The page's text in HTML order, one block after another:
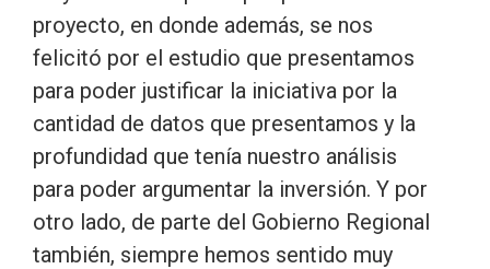
proyecto, en donde además, se nos
felicitó por el estudio que presentamos
para poder justificar la iniciativa por la
cantidad de datos que presentamos y la
profundidad que tenía nuestro análisis
para poder argumentar la inversión. Y por
otro lado, de parte del Gobierno Regional
también, siempre hemos sentido muy